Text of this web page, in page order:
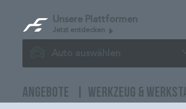
Unsere Plattformen
Jetzt entdecken
Auto auswählen
ANGEBOTE WERKZEUG &